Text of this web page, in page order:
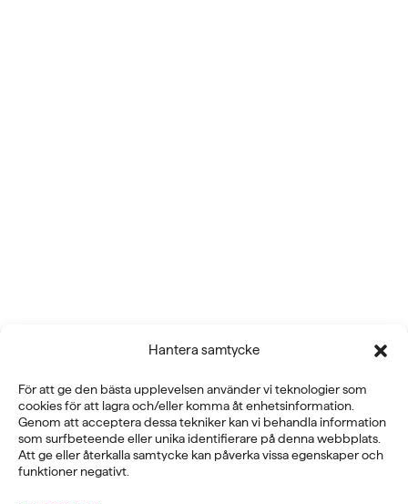
Hantera samtycke
För att ge den bästa upplevelsen använder vi teknologier som
cookies för att lagra och/eller komma åt enhetsinformation.
Genom att acceptera dessa tekniker kan vi behandla information
som surfbeteende eller unika identifierare på denna webbplats.
Att ge eller återkalla samtycke kan påverka vissa egenskaper och
funktioner negativt.
Fysioline Sweden AB
E-POST
info@fysioline.se